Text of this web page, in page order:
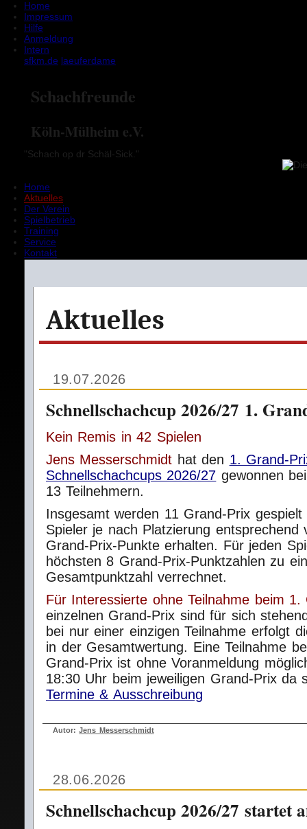
Home
Impressum
Hilfe
Anmeldung
Intern
sfkm.de laeuferdame
Schachfreunde
Köln-Mülheim e.V.
"Schach op dr Schäl-Sick."
Home
Aktuelles
Der Verein
Spielbetrieb
Training
Service
Kontakt
Aktuelles
19.07.2026
Schnellschachcup 2026/27 1.
Kein Remis in 42 Spielen
Jens Messerschmidt hat den 1.
Schnellschachcups 2026/27 gewonnen
13 Teilnehmern.
Insgesamt werden 11 Grand‑Prix
Spieler je nach Platzierung entsprechend
Grand‑Prix‑Punkte erhalten. Für jeden
höchsten 8 Grand‑Prix‑Punktzahlen zu
Gesamtpunktzahl verrechnet.
Für Interessierte ohne Teilnahme beim 1.
einzelnen Grand-Prix sind für sich
bei nur einer einzigenTeilnahme erfolgt
in der Gesamtwertung. Eine Teilnahme
Grand‑Prix ist ohne Voranmeldung
18:30 Uhr beim jeweiligen Grand‑Prix da
Termine & Ausschreibung
Autor:Jens Messerschmidt
28.06.2026
Schnellschachcup 2026/27 startet